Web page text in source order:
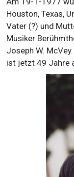
Houston, Texas,
Vater (?) und
Musiker
Joseph W.
ist jetzt 49 Jahre